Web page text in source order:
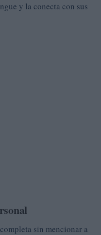
y la conecta con sus
sin mencionar a